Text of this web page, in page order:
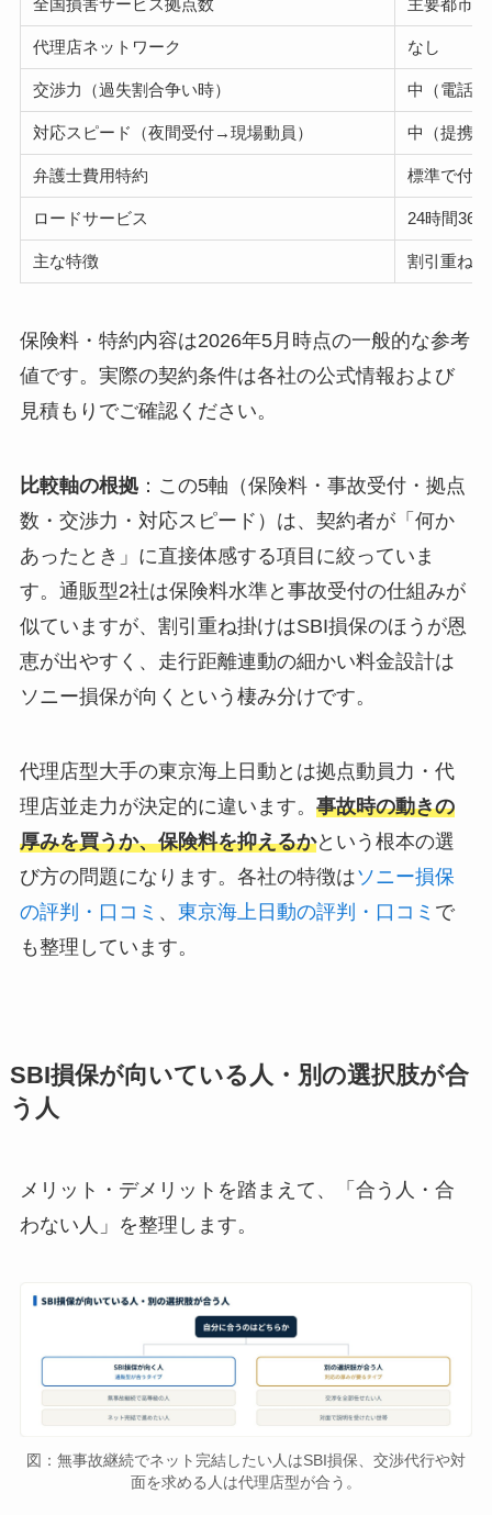
全国損害サービス拠点数 主要都市
代理店ネットワーク なし
交渉力（過失割合争い時） 中（電話
対応スピード（夜間受付→現場動員） 中（提携
弁護士費用特約 標準で付
ロードサービス 24時間365
主な特徴 割引重ね
保険料・特約内容は2026年5月時点の一般的な参考
値です。実際の契約条件は各社の公式情報および
見積もりでご確認ください。
比較軸の根拠：この5軸（保険料・事故受付・拠点
数・交渉力・対応スピード）は、契約者が「何か
あったとき」に直接体感する項目に絞っていま
す。通販型2社は保険料水準と事故受付の仕組みが
似ていますが、割引重ね掛けはSBI損保のほうが恩
恵が出やすく、走行距離連動の細かい料金設計は
ソニー損保が向くという棲み分けです。
代理店型大手の東京海上日動とは拠点動員力・代
理店並走力が決定的に違います。 事故時の動きの
厚みを買うか、保険料を抑えるかという根本の選
び方の問題になります。各社の特徴はソニー損保
の評判・口コミ 、 東京海上日動の評判・口コミ で
も整理しています。
SBI損保が向いている人・別の選択肢が合
う人
メリット・デメリットを踏まえて、「合う人・合
わない人」を整理します。
図：無事故継続でネット完結したい人はSBI損保、交渉代行や対
面を求める人は代理店型が合う。